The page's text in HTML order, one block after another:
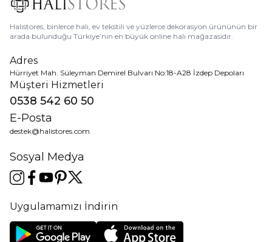
Halıstores, binlerce halı, ev tekstili ve yüzlerce dekorasyon ürününün bir
arada bulunduğu Türkiye’nin en büyük online halı mağazasıdır.
Adres
Hürriyet Mah. Süleyman Demirel Bulvarı No:18-A28 İzdep Depoları
Müşteri Hizmetleri
0538 542 60 50
E-Posta
destek@halistores.com
Sosyal Medya
Uygulamamızı İndirin